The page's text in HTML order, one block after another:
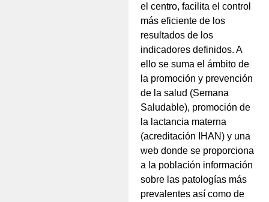
el centro, facilita el control
más eficiente de los
resultados de los
indicadores definidos. A
ello se suma el ámbito de
la promoción y prevención
de la salud (Semana
Saludable), promoción de
la lactancia materna
(acreditación IHAN) y una
web donde se proporciona
a la población información
sobre las patologías más
prevalentes así como de